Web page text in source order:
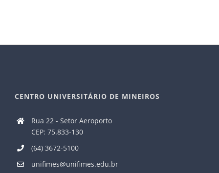
CENTRO UNIVERSITÁRIO DE MINEIROS
Rua 22 - Setor Aeroporto
CEP: 75.833-130
(64) 3672-5100
unifimes@unifimes.edu.br